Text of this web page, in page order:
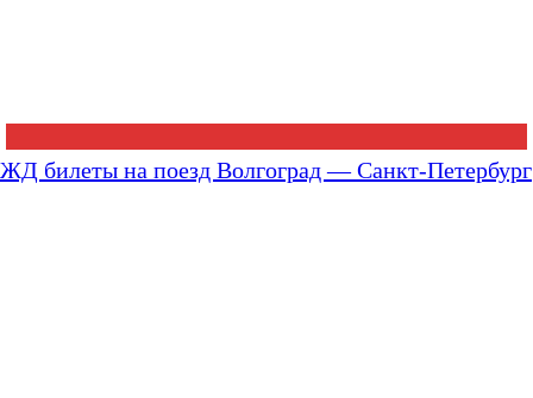
ЖД билеты на поезд Волгоград — Санкт-Петербург